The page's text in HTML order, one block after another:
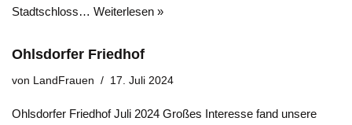
Stadtschloss… Weiterlesen »
Ohlsdorfer Friedhof
von LandFrauen 17. Juli 2024
Ohlsdorfer Friedhof Juli 2024 Großes Interesse fand unsere